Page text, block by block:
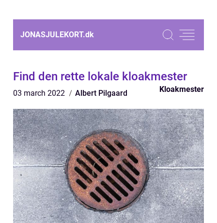
JONASJULEKORT.dk
Find den rette lokale kloakmester
03 march 2022 Albert Pilgaard Kloakmester